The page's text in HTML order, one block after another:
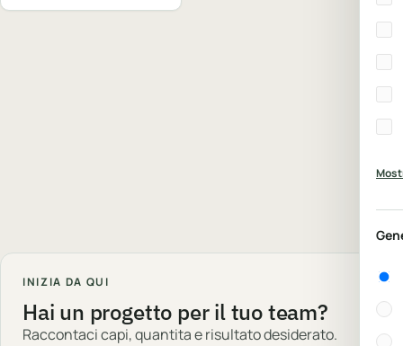
INIZIA DA QUI
Hai un progetto per il tuo team?
Raccontaci capi, quantita e risultato desiderato.